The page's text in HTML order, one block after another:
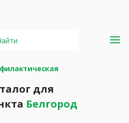
для
Белгород